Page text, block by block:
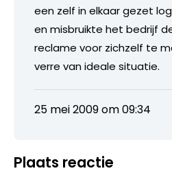
een zelf in elkaar gezet
en misbruikte het bedrijf
reclame voor zichzelf te
verre van ideale situatie.
25 mei 2009 om 09:34
Plaats reactie